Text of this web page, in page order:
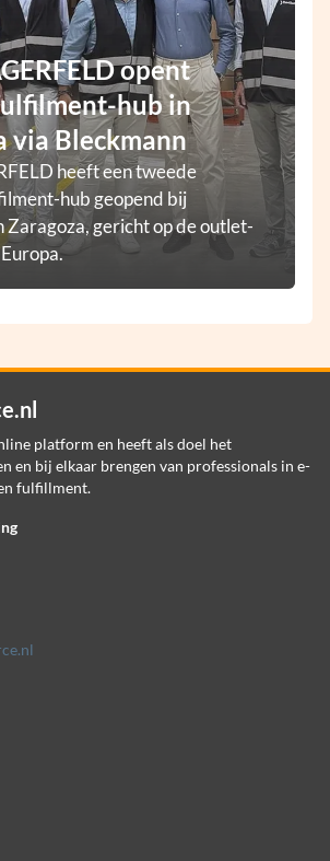
opent
hub in
via Bleckmann
heeft een tweede
hub geopend bij
Zaragoza, gericht op de outlet-
platform en heeft als doel het
en bij elkaar brengen van professionals in e-
fulfillment.